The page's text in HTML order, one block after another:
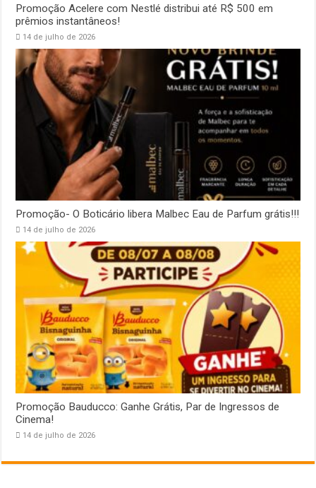
Promoção Acelere com Nestlé distribui até R$ 500 em
prêmios instantâneos!
14 de julho de 2026
Promoção- O Boticário libera Malbec Eau de Parfum grátis!!!
14 de julho de 2026
Promoção Bauducco: Ganhe Grátis, Par de Ingressos de
Cinema!
14 de julho de 2026